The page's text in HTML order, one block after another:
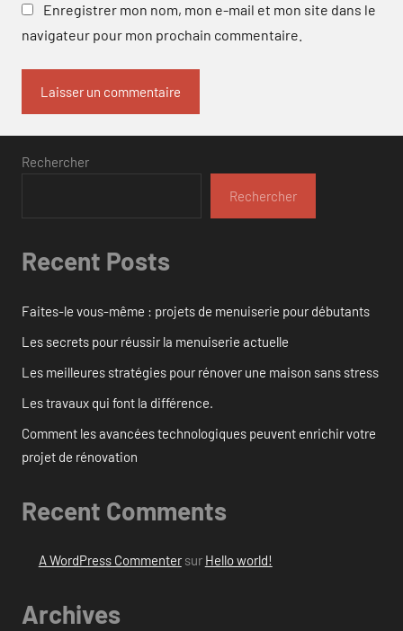
Enregistrer mon nom, mon e-mail et mon site dans le
navigateur pour mon prochain commentaire.
Rechercher
Rechercher
Recent Posts
Faites-le vous-même : projets de menuiserie pour débutants
Les secrets pour réussir la menuiserie actuelle
Les meilleures stratégies pour rénover une maison sans stress
Les travaux qui font la différence.
Comment les avancées technologiques peuvent enrichir votre
projet de rénovation
Recent Comments
A WordPress Commentersur Hello world!
Archives